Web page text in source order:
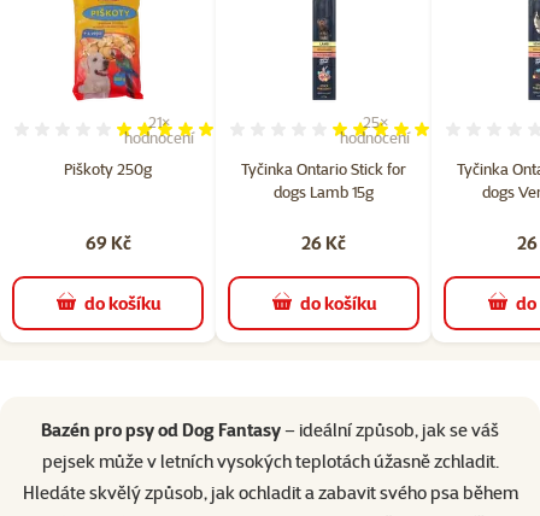
Piškoty 250g
Hodnocení 99%, počet hodnocení: 21
21×
hodnocení
69 Kč
do košíku
Tyčinka Ontario Stick for
dogs Lamb 15g
Hodnocení 98%, počet
25×
hodnocení
26 Kč
do košíku
Tyčinka
dogs
Bazén pro psy od Dog Fantasy– ideální způsob, jak se váš
pejsek může v letních vysokých teplotách úžasně zchladit.
Hledáte skvělý způsob, jak ochladit a zabavit svého psa během